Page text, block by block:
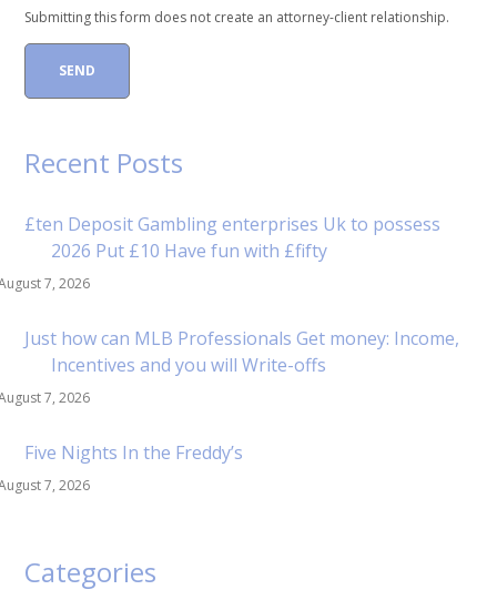
Submitting this form does not create an attorney-client relationship.
Recent Posts
£ten Deposit Gambling enterprises Uk to possess
2026 Put £10 Have fun with £fifty
7, 2026
Just how can MLB Professionals Get money: Income,
Incentives and you will Write-offs
7, 2026
Five Nights In the Freddy’s
7, 2026
Categories